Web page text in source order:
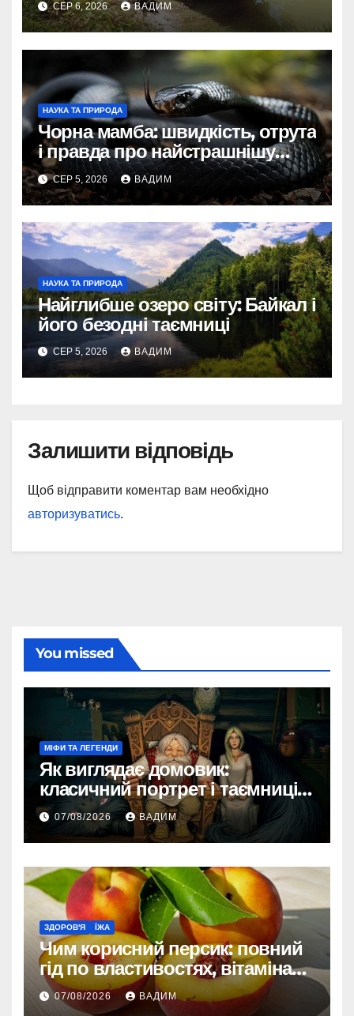
СЕР 6, 2026 ВАДИМ
НАУКА ТА ПРИРОДА
Чорна мамба: швидкість, отрута
і правда про найстрашнішу
змію Африки
СЕР 5, 2026 ВАДИМ
НАУКА ТА ПРИРОДА
Найглибше озеро світу: Байкал і
його безодні таємниці
СЕР 5, 2026 ВАДИМ
Залишити відповідь
Щоб відправити коментар вам необхідно
авторизуватись.
You missed
МІФИ ТА ЛЕГЕНДИ
Як виглядає домовик:
класичний портрет і таємниці
зовнішності
07/08/2026 ВАДИМ
ЗДОРОВ'Я ЇЖА
Чим корисний персик: повний
гід по властивостях, вітамінах і
впливі на організм
07/08/2026 ВАДИМ